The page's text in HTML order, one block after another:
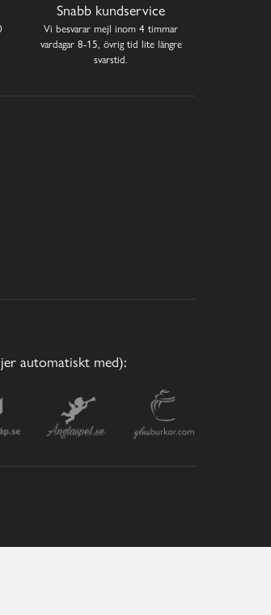
Snabb kundservice
Vi besvarar mejl inom 4 timmar
vardagar 8-15, övrig tid lite längre
svarstid.
automatiskt med):